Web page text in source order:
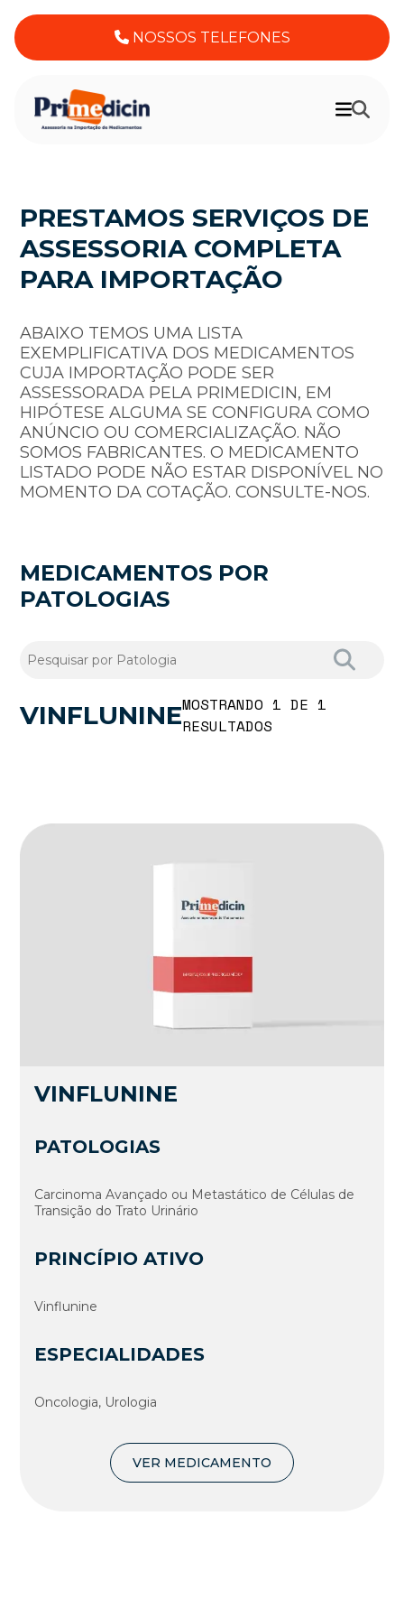
NOSSOS TELEFONES
PRESTAMOS SERVIÇOS DE
ASSESSORIA COMPLETA
PARA IMPORTAÇÃO
ABAIXO TEMOS UMA LISTA
EXEMPLIFICATIVA DOS MEDICAMENTOS
CUJA IMPORTAÇÃO PODE SER
ASSESSORADA PELA PRIMEDICIN, EM
HIPÓTESE ALGUMA SE CONFIGURA COMO
ANÚNCIO OU COMERCIALIZAÇÃO. NÃO
SOMOS FABRICANTES. O MEDICAMENTO
LISTADO PODE NÃO ESTAR DISPONÍVEL NO
MOMENTO DA COTAÇÃO. CONSULTE-NOS.
MEDICAMENTOS POR
PATOLOGIAS
VINFLUNINEMOSTRANDO 1 DE 1
RESULTADOS
VINFLUNINE
PATOLOGIAS
Carcinoma Avançado ou Metastático de Células de
Transição do Trato Urinário
PRINCÍPIO ATIVO
Vinflunine
ESPECIALIDADES
Oncologia, Urologia
VER MEDICAMENTO